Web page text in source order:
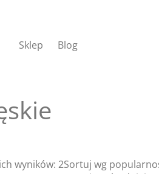
Sklep Blog
wyników: 2Sortuj wg